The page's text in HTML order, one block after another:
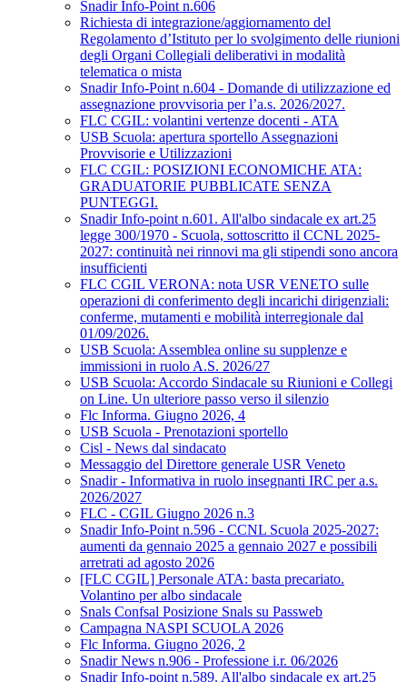
Snadir Info-Point n.606
Richiesta di integrazione/aggiornamento del
Regolamento d’Istituto per lo svolgimento delle riunioni
degli Organi Collegiali deliberativi in modalità
telematica o mista
Snadir Info-Point n.604 - Domande di utilizzazione ed
assegnazione provvisoria per l’a.s. 2026/2027.
FLC CGIL: volantini vertenze docenti - ATA
USB Scuola: apertura sportello Assegnazioni
Provvisorie e Utilizzazioni
FLC CGIL: POSIZIONI ECONOMICHE ATA:
GRADUATORIE PUBBLICATE SENZA
PUNTEGGI.
Snadir Info-point n.601. All'albo sindacale ex art.25
legge 300/1970 - Scuola, sottoscritto il CCNL 2025-
2027: continuità nei rinnovi ma gli stipendi sono ancora
insufficienti
FLC CGIL VERONA: nota USR VENETO sulle
operazioni di conferimento degli incarichi dirigenziali:
conferme, mutamenti e mobilità interregionale dal
01/09/2026.
USB Scuola: Assemblea online su supplenze e
immissioni in ruolo A.S. 2026/27
USB Scuola: Accordo Sindacale su Riunioni e Collegi
on Line. Un ulteriore passo verso il silenzio
Flc Informa. Giugno 2026, 4
USB Scuola - Prenotazioni sportello
Cisl - News dal sindacato
Messaggio del Direttore generale USR Veneto
Snadir - Informativa in ruolo insegnanti IRC per a.s.
2026/2027
FLC - CGIL Giugno 2026 n.3
Snadir Info-Point n.596 - CCNL Scuola 2025-2027:
aumenti da gennaio 2025 a gennaio 2027 e possibili
arretrati ad agosto 2026
[FLC CGIL] Personale ATA: basta precariato.
Volantino per albo sindacale
Snals Confsal Posizione Snals su Passweb
Campagna NASPI SCUOLA 2026
Flc Informa. Giugno 2026, 2
Snadir News n.906 - Professione i.r. 06/2026
Snadir Info-point n.589. All'albo sindacale ex art.25